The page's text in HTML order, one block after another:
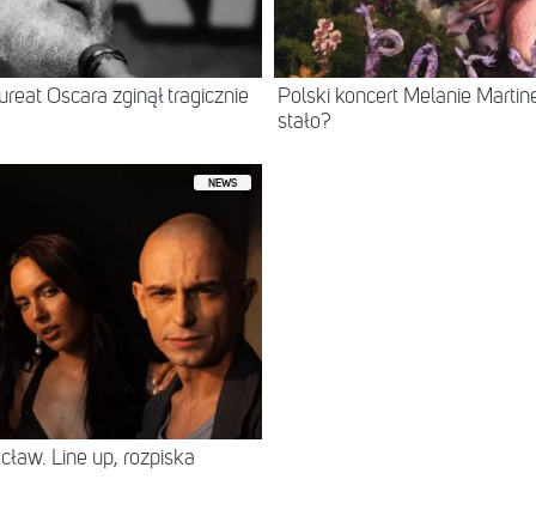
Oscara zginął tragicznie
Polski koncert Melanie
stało?
NEWS
Line up, rozpiska